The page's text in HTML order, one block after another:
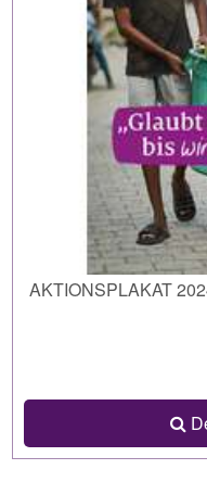
AKTIONSPLAKAT